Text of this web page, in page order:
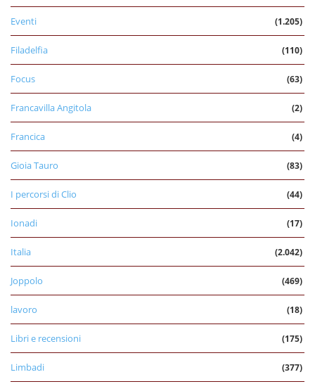
Eventi (1.205)
Filadelfia (110)
Focus (63)
Francavilla Angitola (2)
Francica (4)
Gioia Tauro (83)
I percorsi di Clio (44)
Ionadi (17)
Italia (2.042)
Joppolo (469)
lavoro (18)
Libri e recensioni (175)
Limbadi (377)